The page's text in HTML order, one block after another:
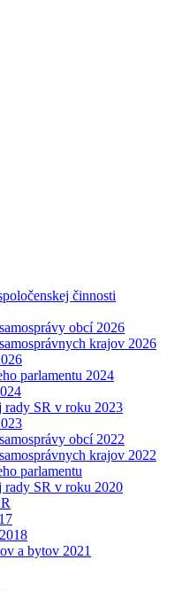
činnosti
obcí 2026
krajov 2026
parlamentu 2024
SR v roku 2023
obcí 2022
krajov 2022
parlamentu
SR v roku 2020
a bytov 2021